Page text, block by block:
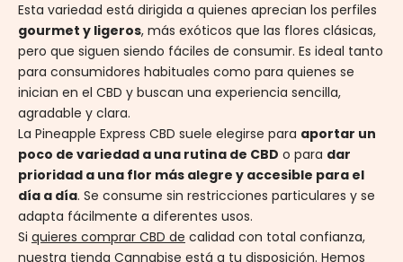
Esta variedad está dirigida a quienes aprecian los perfiles
gourmet y ligeros, más exóticos que las flores clásicas,
pero que siguen siendo fáciles de consumir. Es ideal tanto
para consumidores habituales como para quienes se
inician en el CBD y buscan una experiencia sencilla,
agradable y clara.
La Pineapple Express CBD suele elegirse para aportar un
poco de variedad a una rutina de CBD o para dar
prioridad a una flor más alegre y accesible para el
día a día. Se consume sin restricciones particulares y se
adapta fácilmente a diferentes usos.
Si quieres comprar CBD de calidad con total confianza,
nuestra tienda Cannabise está a tu disposición. Hemos